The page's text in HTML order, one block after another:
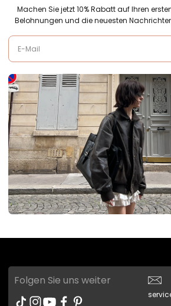
Machen Sie jetzt 10% Rabatt auf Ihren
Belohnungen und die neuesten
E-Mail
Folgen Sie uns weiter